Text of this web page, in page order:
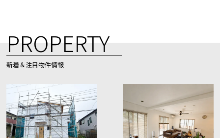
PROPERTY
新着＆注目物件情報